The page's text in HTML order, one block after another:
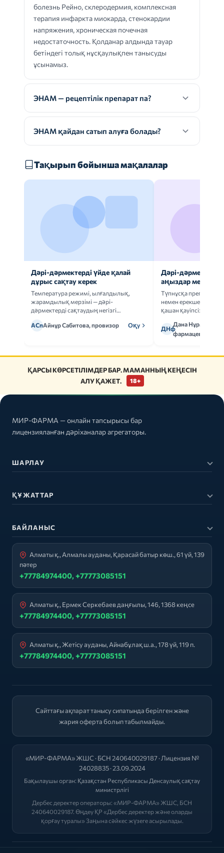
болезнь Рейно, склеродермия, комплексная
терапия инфаркта миокарда, стенокардии
напряжения, хроническая почечная
недостаточность. Қолданар алдында тауар
бетіндегі толық нұсқаулықпен танысуды
ұсынамыз.
ЭНАМ — рецептілік препарат па?
ЭНАМ қайдан сатып алуға болады?
Тақырып бойынша мақалалар
Дәрі-дәрмектерді үйде қалай
дұрыс сақтау керек
Температура режимі, ылғалдылық,
жарамдылық мерзімі — дәрі-
дәрмектерді сақтаудың негізгі
АСпАйнұр Сабитова, провизор Оқу
Дәрі-дәрмек
аңыздар мен
Түпнұсқа
немен ерекшеленеді
қашан қауіпсіз.
ДНф
Дана
фармацевт
ҚАРСЫ КӨРСЕТІЛІМДЕР БАР. МАМАННЫҢ КЕҢЕСІН
АЛУ ҚАЖЕТ.
18+
МИР-ФАРМА — онлайн тапсырысы бар
лицензияланған дәріханалар агрегаторы.
ШАРЛАУ
ҚҰЖАТТАР
БАЙЛАНЫС
Алматы қ., Алмалы ауданы, Қарасай батыр көш., 61 үй, 139
пәтер
+77784974400, +77773085151
Алматы қ., Ермек Серкебаев даңғылы, 146, 1368 кеңсе
+77784974400, +77773085151
Алматы қ., Жетісу ауданы, Айнабұлақ ш.а., 178 үй, 119 п.
+77784974400, +77773085151
Сайттағы ақпарат танысу сипатында берілген және
жария оферта болып табылмайды.
«МИР-ФАРМА» ЖШС · БСН 240640029187 · Лицензия №
24028835 · 23.09.2024
Бақылаушы орган: Қазақстан Республикасы Денсаулық сақтау
министрлігі
Дербес деректер операторы: «МИР-ФАРМА» ЖШС, БСН
240640029187. Өңдеу ҚР «Дербес деректер және оларды
қорғау туралы» Заңына сәйкес жүзеге асырылады.